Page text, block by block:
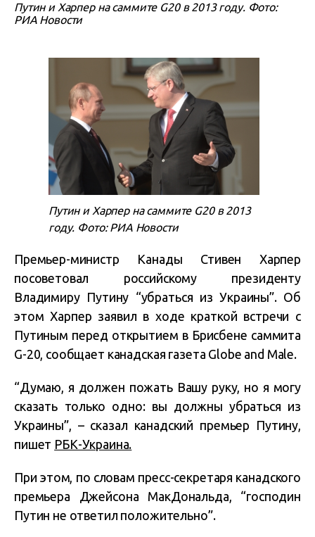
Путин и Харпер на саммите G20 в 2013 году. Фото:
РИА Новости
Путин и Харпер на саммите G20 в 2013
году. Фото: РИА Новости
Премьер-министр Канады Стивен Харпер
посоветовал российскому президенту
Владимиру Путину “убраться из Украины”. Об
этом Харпер заявил в ходе краткой встречи с
Путиным перед открытием в Брисбене саммита
G-20, сообщает канадская газета Globe and Male.
“Думаю, я должен пожать Вашу руку, но я могу
сказать только одно: вы должны убраться из
Украины”, – сказал канадский премьер Путину,
пишет РБК-Украина.
При этом, по словам пресс-секретаря канадского
премьера Джейсона МакДональда, “господин
Путин не ответил положительно”.